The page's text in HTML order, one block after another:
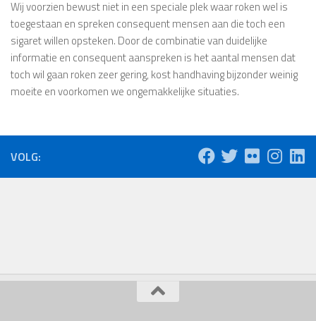
Wij voorzien bewust niet in een speciale plek waar roken wel is
toegestaan en spreken consequent mensen aan die toch een
sigaret willen opsteken. Door de combinatie van duidelijke
informatie en consequent aanspreken is het aantal mensen dat
toch wil gaan roken zeer gering, kost handhaving bijzonder weinig
moeite en voorkomen we ongemakkelijke situaties.
VOLG: